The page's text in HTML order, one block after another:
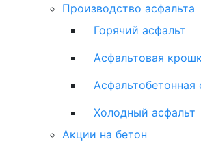
Производство асфальта
Горячий асфальт
Асфальтовая
Асфальтобетонная
Холодный асфальт
Акции на бетон